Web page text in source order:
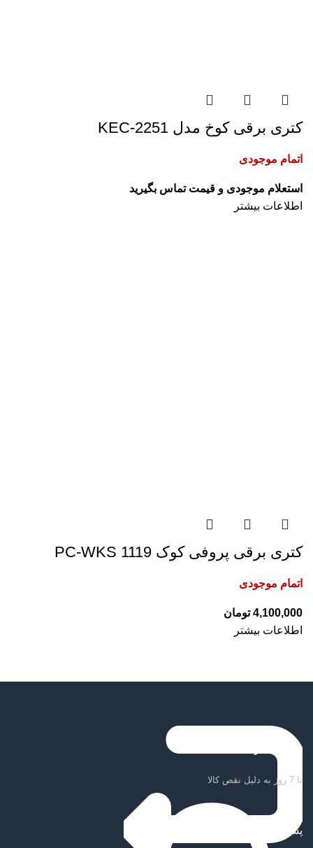
کتری برقی کوخ مدل KEC-2251
اتمام موجودی
اطلاعات بیشتر
کتری برقی پروفی کوک PC-WKS 1119
اتمام موجودی
تومان
اطلاعات بیشتر
ضمانت بازگشت کالا
تا 7 روز به دلیل نقص کالا
پشتیبانی سریع